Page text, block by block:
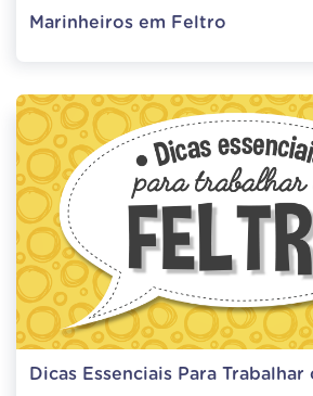
Marinheiros em Feltro
Dicas Essenciais Para